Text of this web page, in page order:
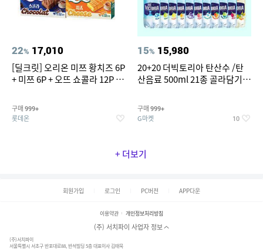
22% 17,010
[딜크릿] 오리온 미쯔 황치즈 6P
+ 미쯔 6P + 오뜨 쇼콜라 12P +
구매 999+
롯데온
15% 15,980
20+20 더빅토리아 탄산수 /탄
산음료 500ml 21종 골라담기
구매 999+
G마켓 10
+ 더보기
회원가입 로그인 PC버전 APP다운
이용약관 개인정보처리방침
(주) 서치파이 사업자 정보
(주)서치파이
서울특별시 서초구 반포대로88, 반석빌딩 5층 대표이사 김태묵